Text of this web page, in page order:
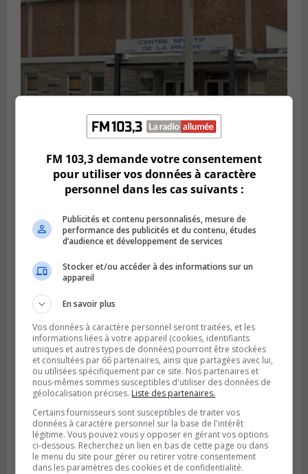
Publié le 5 août 2026 à 11h59
La Prairie loue des espaces de glace
LA PRAIRIE
Publié le 4 août 2026 à 15h50
Le mur du rempart de La Prairie retrouve
sa jeunesse
FM 103,3 demande votre consentement
pour utiliser vos données à caractère
personnel dans les cas suivants :
Publicités et contenu personnalisés, mesure de
performance des publicités et du contenu, études
d’audience et développement de services
Stocker et/ou accéder à des informations sur un
appareil
En savoir plus
Vos données à caractère personnel seront traitées, et les
informations liées à votre appareil (cookies, identifiants
uniques et autres types de données) pourront être stockées
et consultées par 66 partenaires, ainsi que partagées avec lui,
ou utilisées spécifiquement par ce site. Nos partenaires et
nous-mêmes sommes susceptibles d'utiliser des données de
géolocalisation précises. Liste des partenaires.
Certains fournisseurs sont susceptibles de traiter vos
données à caractère personnel sur la base de l'intérêt
légitime. Vous pouvez vous y opposer en gérant vos options
ci-dessous. Recherchez un lien en bas de cette page ou dans
le menu du site pour gérer ou retirer votre consentement
dans les paramètres des cookies et de confidentialité.